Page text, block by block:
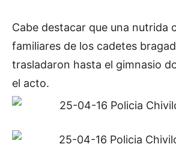
Cabe destacar que una nutrida
familiares de los cadetes
trasladaron hasta el gimnasio
el acto.